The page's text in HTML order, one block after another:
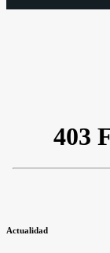
Actualidad